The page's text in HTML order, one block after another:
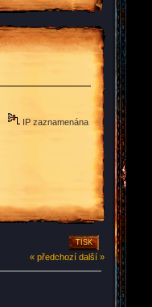
IP zaznamenána
TISK
« předchozí další »